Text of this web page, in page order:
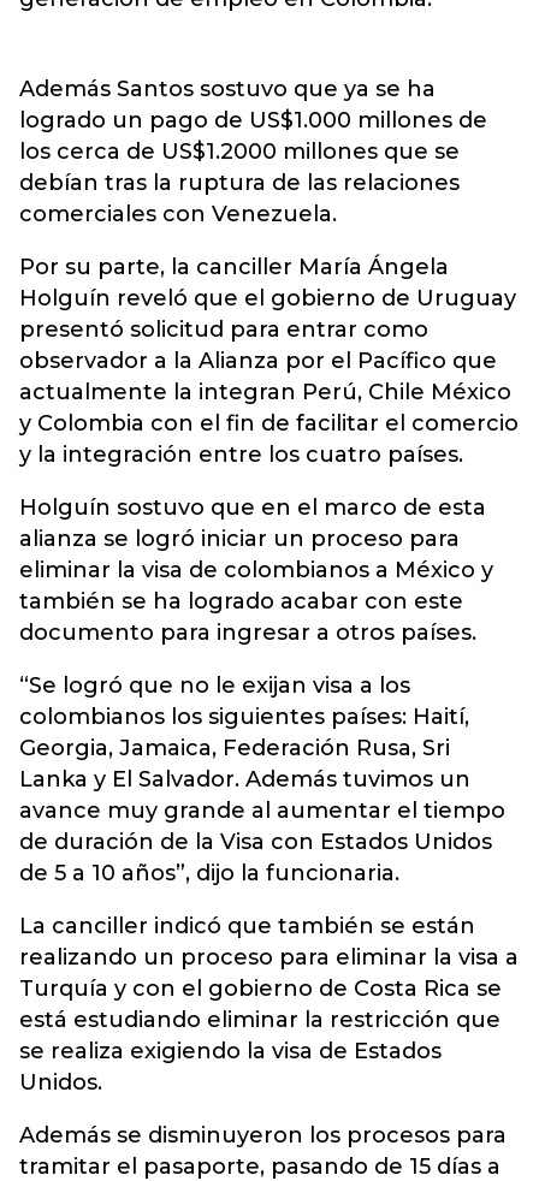
Además Santos sostuvo que ya se ha
logrado un pago de US$1.000 millones de
los cerca de US$1.2000 millones que se
debían tras la ruptura de las relaciones
comerciales con Venezuela.
Por su parte, la canciller María Ángela
Holguín reveló que el gobierno de Uruguay
presentó solicitud para entrar como
observador a la Alianza por el Pacífico que
actualmente la integran Perú, Chile México
y Colombia con el fin de facilitar el comercio
y la integración entre los cuatro países.
Holguín sostuvo que en el marco de esta
alianza se logró iniciar un proceso para
eliminar la visa de colombianos a México y
también se ha logrado acabar con este
documento para ingresar a otros países.
“Se logró que no le exijan visa a los
colombianos los siguientes países: Haití,
Georgia, Jamaica, Federación Rusa, Sri
Lanka y El Salvador. Además tuvimos un
avance muy grande al aumentar el tiempo
de duración de la Visa con Estados Unidos
de 5 a 10 años”, dijo la funcionaria.
La canciller indicó que también se están
realizando un proceso para eliminar la visa a
Turquía y con el gobierno de Costa Rica se
está estudiando eliminar la restricción que
se realiza exigiendo la visa de Estados
Unidos.
Además se disminuyeron los procesos para
tramitar el pasaporte, pasando de 15 días a